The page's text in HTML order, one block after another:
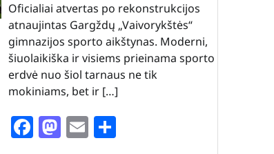
Oficialiai atvertas po rekonstrukcijos
atnaujintas Gargždų „Vaivorykštės“
gimnazijos sporto aikštynas. Moderni,
šiuolaikiška ir visiems prieinama sporto
erdvė nuo šiol tarnaus ne tik
mokiniams, bet ir […]
Facebook
Mastodon
EmailShare